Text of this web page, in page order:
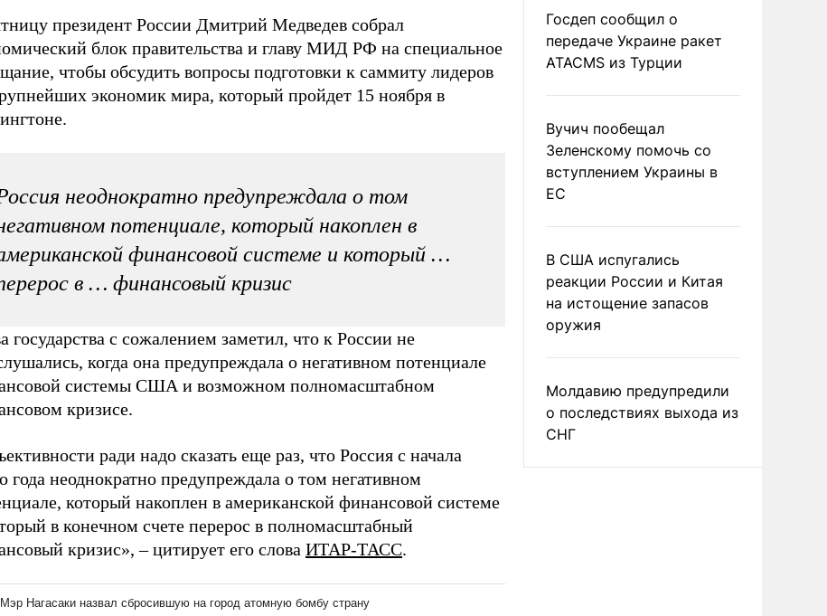
президент России Дмитрий Медведев собрал
блок правительства и главу МИД РФ на специальное
чтобы обсудить вопросы подготовки к саммиту лидеров
экономик мира, который пройдет 15 ноября в
неоднократно предупреждала о том
потенциале, который накоплен в
финансовой системе и который …
в … финансовый кризис
государства с сожалением заметил, что к России не
когда она предупреждала о негативном потенциале
системы США и возможном полномасштабном
кризисе.
ради надо сказать еще раз, что Россия с начала
года неоднократно предупреждала о том негативном
который накоплен в американской финансовой системе
в конечном счете перерос в полномасштабный
кризис», – цитирует его слова ИТАР-ТАСС.
Госдеп сообщил о
передаче Украине ракет
ATACMS из Турции
Вучич пообещал
Зеленскому помочь со
вступлением Украины в
ЕС
В США испугались
реакции России и Китая
на истощение запасов
оружия
Молдавию предупредили
о последствиях выхода из
СНГ